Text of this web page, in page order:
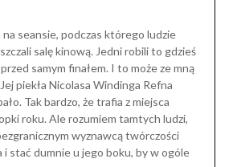
na seansie, podczas którego ludzie
salę kinową. Jedni robili to gdzieś
samym finałem. I to może ze mną
piekła Nicolasa Windinga Refna
Tak bardzo, że trafia z miejsca
roku. Ale rozumiem tamtych ludzi,
wyznawcą twórczości
stać dumnie u jego boku, by w ogóle